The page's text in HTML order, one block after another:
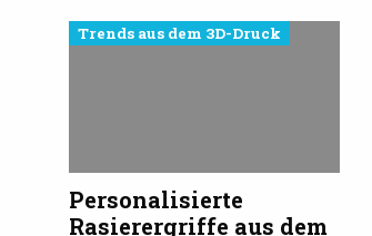
Trends aus dem 3D-Druck
Personalisierte
Rasierergriffe aus dem